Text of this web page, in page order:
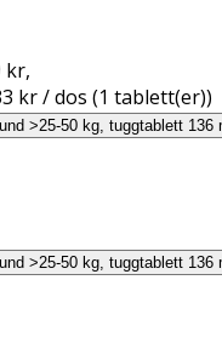
kr,
kr / dos (1 tablett(er))
>25-50 kg, tuggtablett 136
>25-50 kg, tuggtablett 136